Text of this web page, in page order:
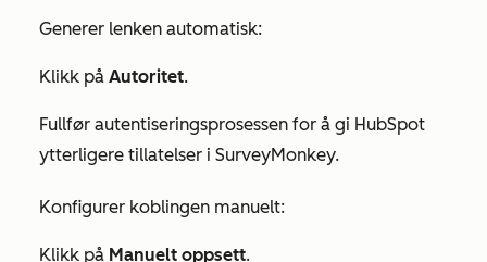
Generer lenken automatisk:
Klikk på Autoritet.
Fullfør autentiseringsprosessen for å gi HubSpot
ytterligere tillatelser i SurveyMonkey.
Konfigurer koblingen manuelt:
Klikk på Manuelt oppsett.